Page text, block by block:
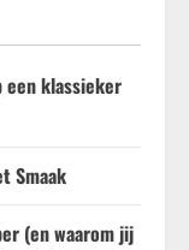
klassieker
Smaak
(en waarom jij